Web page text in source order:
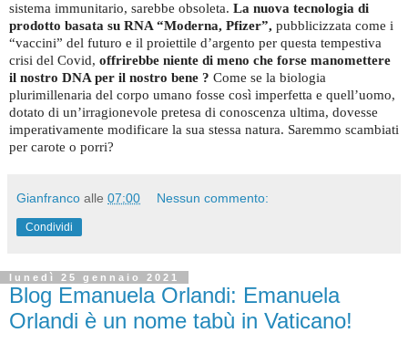
sistema immunitario, sarebbe obsoleta. La nuova tecnologia di
prodotto basata su RNA “Moderna, Pfizer”, pubblicizzata come i
“vaccini” del futuro e il proiettile d’argento per questa tempestiva
crisi del Covid, offrirebbe niente di meno che forse manomettere
il nostro DNA per il nostro bene ? Come se la biologia
plurimillenaria del corpo umano fosse così imperfetta e quell’uomo,
dotato di un’irragionevole pretesa di conoscenza ultima, dovesse
imperativamente modificare la sua stessa natura. Saremmo scambiati
per carote o porri?
Gianfranco alle 07:00 Nessun commento:
Condividi
lunedì 25 gennaio 2021
Blog Emanuela Orlandi: Emanuela
Orlandi è un nome tabù in Vaticano!